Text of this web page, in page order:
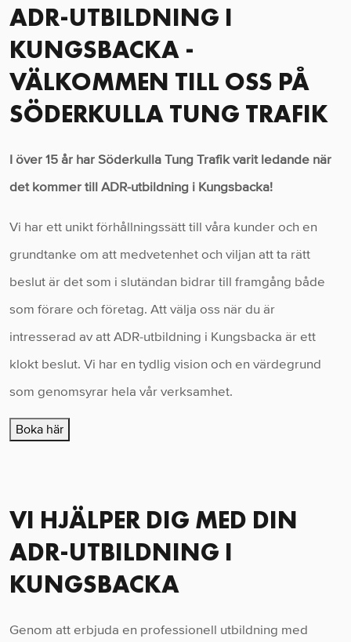
ADR-UTBILDNING I
KUNGSBACKA -
VÄLKOMMEN TILL OSS PÅ
SÖDERKULLA TUNG TRAFIK
I över 15 år har Söderkulla Tung Trafik varit ledande när
det kommer till ADR-utbildning i Kungsbacka!
Vi har ett unikt förhållningssätt till våra kunder och en
grundtanke om att medvetenhet och viljan att ta rätt
beslut är det som i slutändan bidrar till framgång både
som förare och företag. Att välja oss när du är
intresserad av att ADR-utbildning i Kungsbacka är ett
klokt beslut. Vi har en tydlig vision och en värdegrund
som genomsyrar hela vår verksamhet.
Boka här
VI HJÄLPER DIG MED DIN
ADR-UTBILDNING I
KUNGSBACKA
Genom att erbjuda en professionell utbildning med